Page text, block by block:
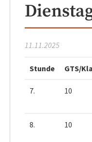
11.11.2025
Stunde GTS/
7. 10
8. 10